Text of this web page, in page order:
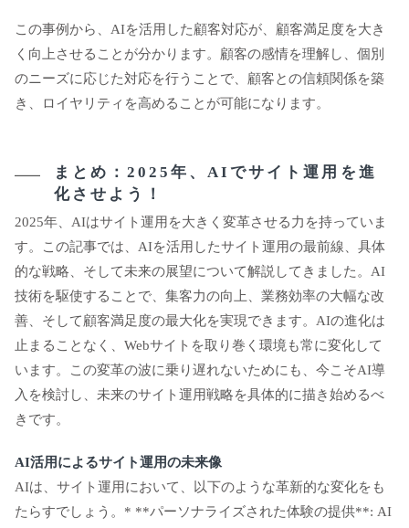
この事例から、AIを活用した顧客対応が、顧客満足度を大き
く向上させることが分かります。顧客の感情を理解し、個別
のニーズに応じた対応を行うことで、顧客との信頼関係を築
き、ロイヤリティを高めることが可能になります。
まとめ：2025年、AIでサイト運用を進
化させよう！
2025年、AIはサイト運用を大きく変革させる力を持っていま
す。この記事では、AIを活用したサイト運用の最前線、具体
的な戦略、そして未来の展望について解説してきました。AI
技術を駆使することで、集客力の向上、業務効率の大幅な改
善、そして顧客満足度の最大化を実現できます。AIの進化は
止まることなく、Webサイトを取り巻く環境も常に変化して
います。この変革の波に乗り遅れないためにも、今こそAI導
入を検討し、未来のサイト運用戦略を具体的に描き始めるべ
きです。
AI活用によるサイト運用の未来像
AIは、サイト運用において、以下のような革新的な変化をも
たらすでしょう。* **パーソナライズされた体験の提供**: AI